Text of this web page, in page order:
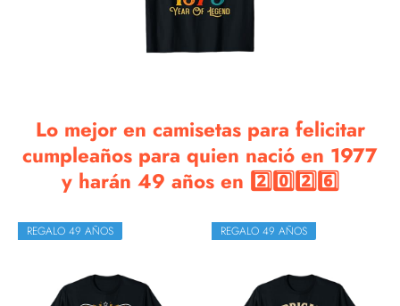
Lo mejor en camisetas para felicitar
cumpleaños para quien nació en 1977
y harán 49 años en 2️⃣0️⃣2️⃣6️⃣
REGALO 49 AÑOS REGALO 49 AÑOS